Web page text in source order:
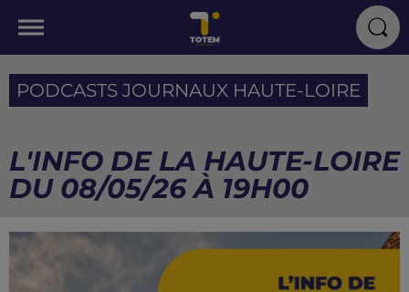
PODCASTS JOURNAUX HAUTE-LOIRE
L'INFO DE LA HAUTE-LOIRE
DU 08/05/26 À 19H00